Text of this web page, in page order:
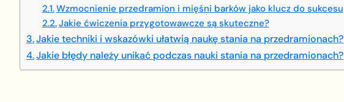
Wzmocnienie przedramion i mięśni barków jako klucz do sukcesu
Jakie ćwiczenia przygotowawcze są skuteczne?
Jakie techniki i wskazówki ułatwią naukę stania na przedramionach?
Jakie błędy należy unikać podczas nauki stania na przedramionach?